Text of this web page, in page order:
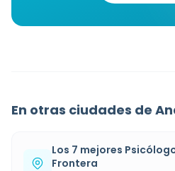
En otras ciudades de
Los 7 mejores
Frontera